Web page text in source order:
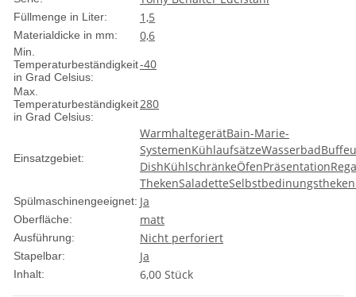
Füllmenge in Liter: 1,5
Materialdicke in mm: 0,6
Min.
Temperaturbeständigkeit
in Grad Celsius:
-40
Max.
Temperaturbeständigkeit
in Grad Celsius:
280
Einsatzgebiet:
WarmhaltegerätBain-Marie-
SystemenKühlaufsätzeWasserbad
DishKühlschränkeÖfenPräsentation
ThekenSaladetteSelbstbedinungstheken
Spülmaschinengeeignet: Ja
Oberfläche: matt
Ausführung: Nicht perforiert
Stapelbar: Ja
Inhalt: 6,00 Stück